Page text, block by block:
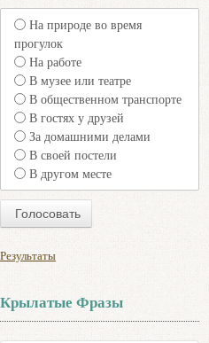
На природе во время
прогулок
На работе
В музее или театре
В общественном транспорте
В гостях у друзей
За домашними делами
В своей постели
В другом месте
Результаты
Крылатые Фразы